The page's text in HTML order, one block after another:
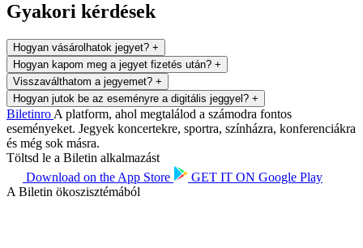
Gyakori kérdések
Hogyan vásárolhatok jegyet? +
Hogyan kapom meg a jegyet fizetés után? +
Visszaválthatom a jegyemet? +
Hogyan jutok be az eseményre a digitális jeggyel? +
Biletinro A platform, ahol megtalálod a számodra fontos
eseményeket. Jegyek koncertekre, sportra, színházra, konferenciákra
és még sok másra.
Töltsd le a Biletin alkalmazást
Download on the App Store GET IT ON Google Play
A Biletin ökoszisztémából